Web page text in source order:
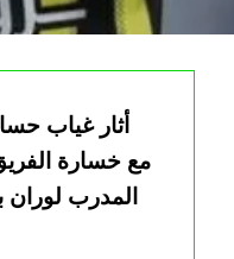
أثار غياب
مع خسارة
المدرب لوران